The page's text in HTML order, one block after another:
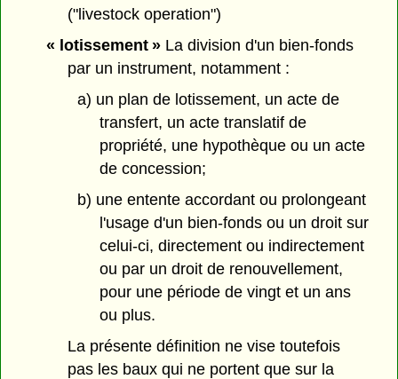
("livestock operation")
« lotissement »La division d'un bien-fonds
par un instrument, notamment :
a) un plan de lotissement, un acte de
transfert, un acte translatif de
propriété, une hypothèque ou un acte
de concession;
b) une entente accordant ou prolongeant
l'usage d'un bien-fonds ou un droit sur
celui-ci, directement ou indirectement
ou par un droit de renouvellement,
pour une période de vingt et un ans
ou plus.
La présente définition ne vise toutefois
pas les baux qui ne portent que sur la